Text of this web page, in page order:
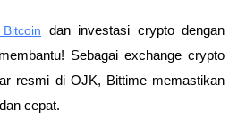
dan investasi crypto dengan
Sebagai exchange crypto
resmi di OJK, Bittime memastikan
cepat.